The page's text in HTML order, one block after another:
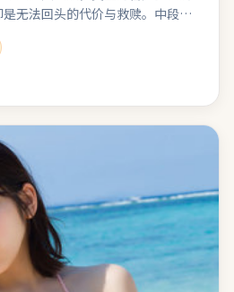
无法回头的代价与救赎。中段节
积蓄足够的情感势能。适合与友
择、代价与和解。